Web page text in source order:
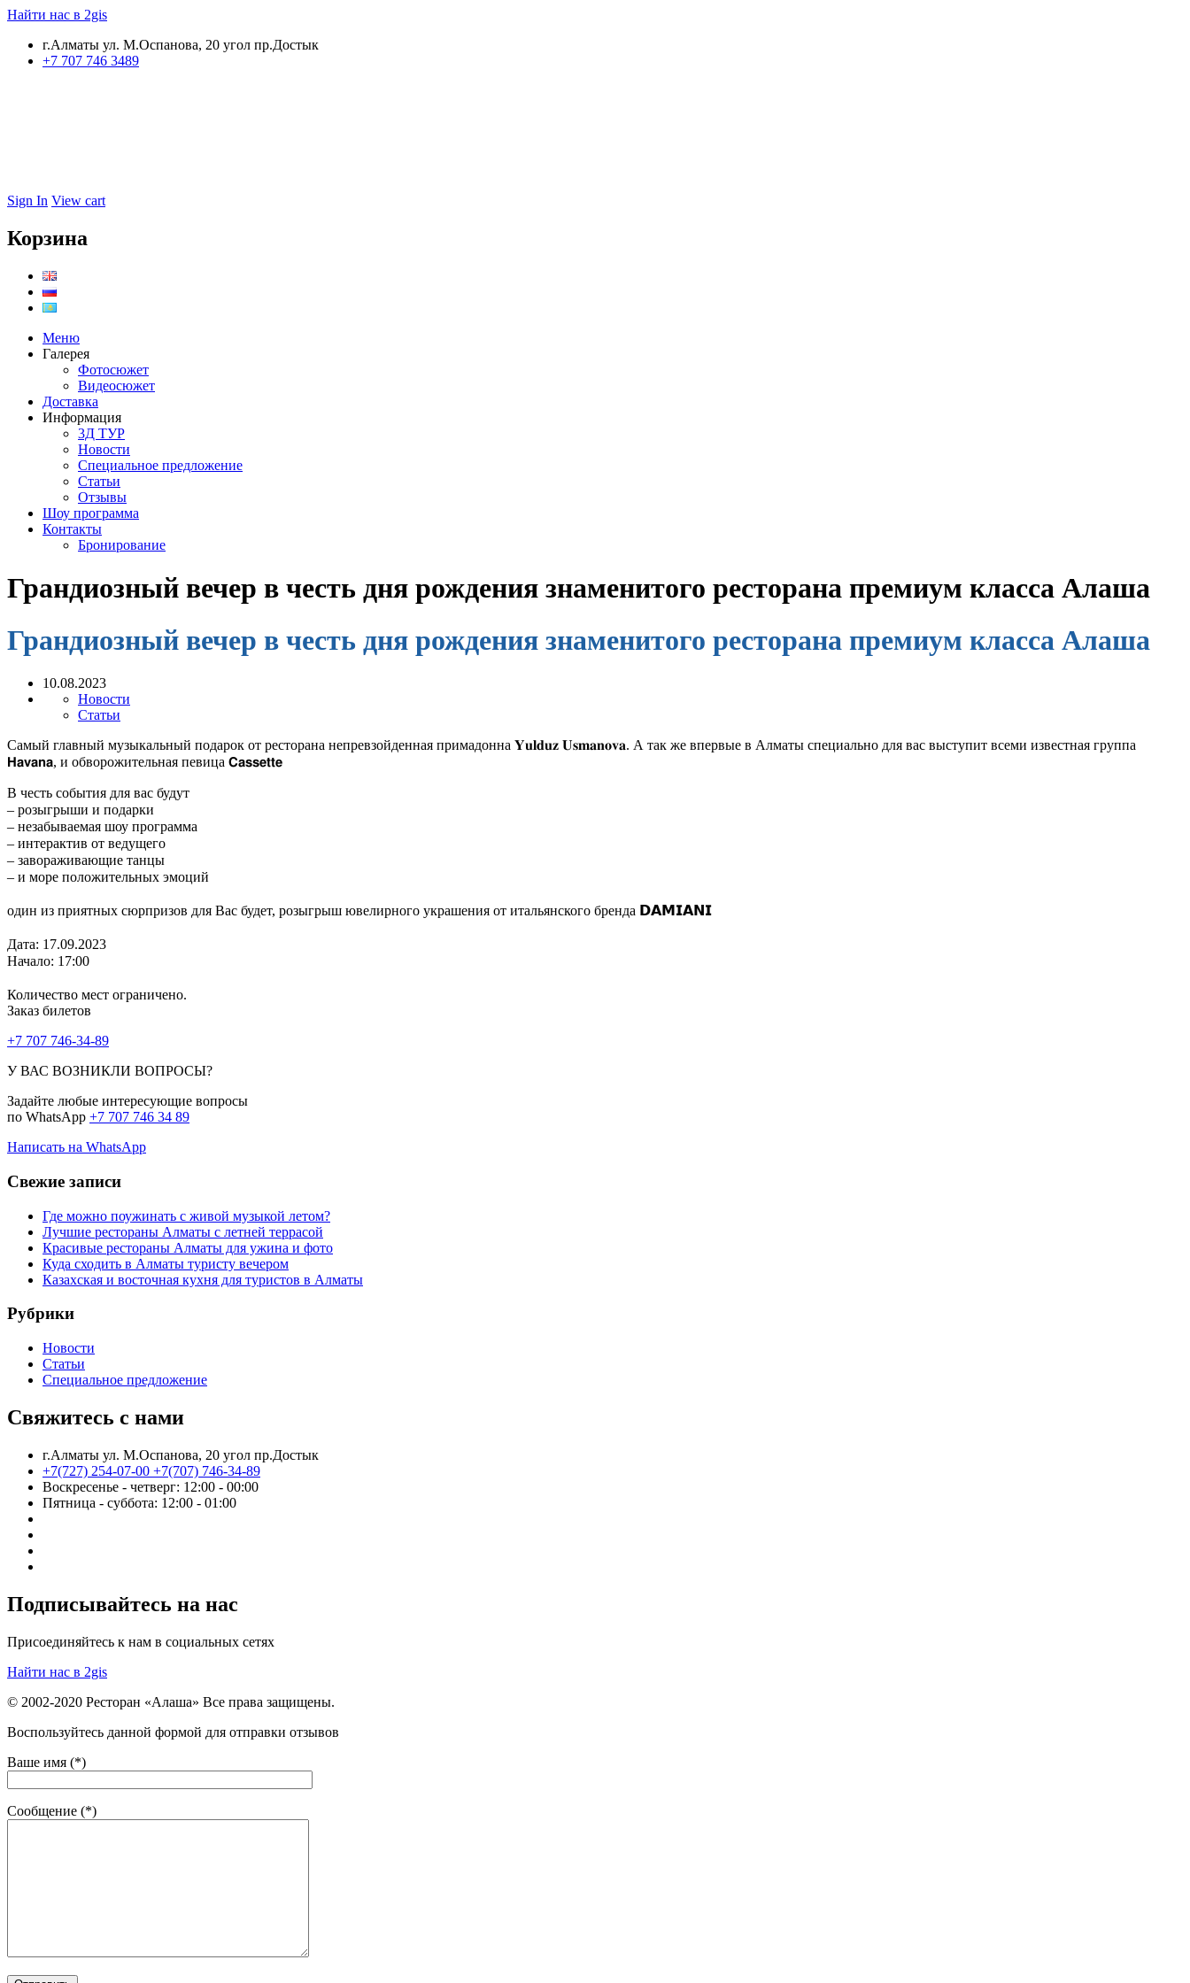
Найти нас в 2gis
г.Алматы ул. М.Оспанова, 20 угол пр.Достык
+7 707 746 3489
Sign In View cart
Корзина
Меню
Галерея
Фотосюжет
Видеосюжет
Доставка
Информация
3Д ТУР
Новости
Cпециальное предложение
Статьи
Отзывы
Шоу программа
Контакты
Бронирование
Грандиозный вечер в честь дня рождения знаменитого ресторана премиум класса Алаша
Грандиозный вечер в честь дня рождения знаменитого ресторана премиум класса Алаша
10.08.2023
Новости
Статьи
Самый главный музыкальный подарок от ресторана непревзойденная примадонна 𝐘𝐮𝐥𝐝𝐮𝐳 𝐔𝐬𝐦𝐚𝐧𝐨𝐯𝐚. А так же впервые в Алматы специально для вас выступит всеми известная группа
𝗛𝗮𝘃𝗮𝗻𝗮, и обворожительная певица 𝗖𝗮𝘀𝘀𝗲𝘁𝘁𝗲⁣⁣⠀⁣⁣⠀
В честь события для вас будут⁣⁣⠀
– розыгрыши и подарки ⁣⁣⠀⁣⁣⠀
– незабываемая шоу программа ⁣⁣⠀⁣⁣⠀
– интерактив от ведущего⁣⁣⠀⁣⁣⠀
– завораживающие танцы ⁣⁣⠀⁣⁣⠀
– и море положительных эмоций ⁣⁣⠀⁣⁣⠀
один из приятных сюрпризов для Вас будет, розыгрыш ювелирного украшения от итальянского бренда 𝗗𝗔𝗠𝗜𝗔𝗡𝗜
Дата: 17.09.2023⁣⁣⠀⁣⁣⠀
Начало: 17:00 ⁣⁣⠀⁣⁣⠀
Количество мест ограничено.⁣⁣⠀⁣⁣⠀
Заказ билетов ⁣
+7 707 746-34-89
У ВАС ВОЗНИКЛИ ВОПРОСЫ?
Задайте любые интересующие вопросы
по WhatsApp +7 707 746 34 89
Написать на WhatsApp
Свежие записи
Где можно поужинать с живой музыкой летом?
Лучшие рестораны Алматы с летней террасой
Красивые рестораны Алматы для ужина и фото
Куда сходить в Алматы туристу вечером
Казахская и восточная кухня для туристов в Алматы
Рубрики
Новости
Статьи
Cпециальное предложение
Свяжитесь с нами
г.Алматы ул. М.Оспанова, 20 угол пр.Достык
+7(727) 254-07-00 +7(707) 746-34-89
Воскресенье - четверг: 12:00 - 00:00
Пятница - суббота: 12:00 - 01:00
Подписывайтесь на нас
Присоединяйтесь к нам в социальных сетях
Найти нас в 2gis
© 2002-2020 Ресторан «Алаша» Все права защищены.
Воспользуйтесь данной формой для отправки отзывов
Ваше имя (*)
Сообщение (*)